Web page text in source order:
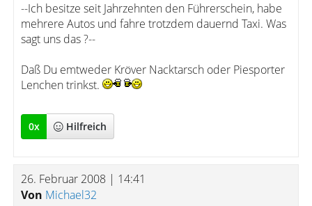
--Ich besitze seit Jahrzehnten den Führerschein, habe
mehrere Autos und fahre trotzdem dauernd Taxi. Was
sagt uns das ?--
Daß Du emtweder Kröver Nacktarsch oder Piesporter
Lenchen trinkst.
0x Hilfreich
26. Februar 2008 | 14:41
Von Michael32